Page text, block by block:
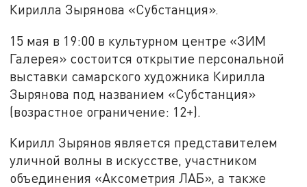
Кирилла Зырянова «Субстанция».
15 мая в 19:00 в культурном центре «ЗИМ
Галерея» состоится открытие персональной
выставки самарского художника Кирилла
Зырянова под названием «Субстанция»
(возрастное ограничение: 12+).
Кирилл Зырянов является представителем
уличной волны в искусстве, участником
объединения «Аксометрия ЛАБ», а также